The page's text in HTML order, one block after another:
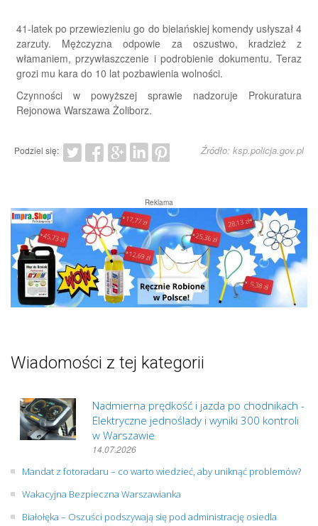
41-latek po przewiezieniu go do bielańskiej komendy usłyszał 4
zarzuty. Mężczyzna odpowie za oszustwo, kradzież z
włamaniem, przywłaszczenie i podrobienie dokumentu. Teraz
grozi mu kara do 10 lat pozbawienia wolności.
Czynności w powyższej sprawie nadzoruje Prokuratura
Rejonowa Warszawa Żoliborz.
Podziel się: Źródło: ksp.policja.gov.pl
Reklama
Wiadomości z tej kategorii
Nadmierna prędkość i jazda po chodnikach -
Elektryczne jednoślady i wyniki 300 kontroli
w Warszawie
14.07.2026
Mandat z fotoradaru – co warto wiedzieć, aby uniknąć problemów?
Wakacyjna Bezpieczna Warszawianka
Białołęka – Oszuści podszywają się pod administrację osiedla